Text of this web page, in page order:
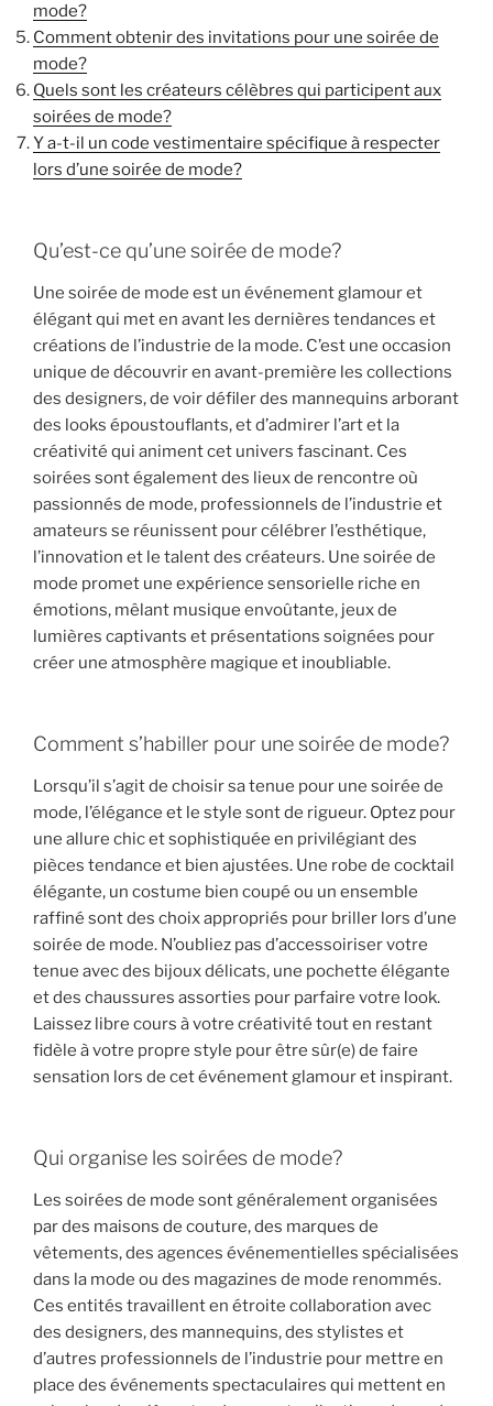
mode?
Comment obtenir des invitations pour une soirée de
mode?
Quels sont les créateurs célèbres qui participent aux
soirées de mode?
Y a-t-il un code vestimentaire spécifique à respecter
lors d’une soirée de mode?
Qu’est-ce qu’une soirée de mode?
Une soirée de mode est un événement glamour et
élégant qui met en avant les dernières tendances et
créations de l’industrie de la mode. C’est une occasion
unique de découvrir en avant-première les collections
des designers, de voir défiler des mannequins arborant
des looks époustouflants, et d’admirer l’art et la
créativité qui animent cet univers fascinant. Ces
soirées sont également des lieux de rencontre où
passionnés de mode, professionnels de l’industrie et
amateurs se réunissent pour célébrer l’esthétique,
l’innovation et le talent des créateurs. Une soirée de
mode promet une expérience sensorielle riche en
émotions, mêlant musique envoûtante, jeux de
lumières captivants et présentations soignées pour
créer une atmosphère magique et inoubliable.
Comment s’habiller pour une soirée de mode?
Lorsqu’il s’agit de choisir sa tenue pour une soirée de
mode, l’élégance et le style sont de rigueur. Optez pour
une allure chic et sophistiquée en privilégiant des
pièces tendance et bien ajustées. Une robe de cocktail
élégante, un costume bien coupé ou un ensemble
raffiné sont des choix appropriés pour briller lors d’une
soirée de mode. N’oubliez pas d’accessoiriser votre
tenue avec des bijoux délicats, une pochette élégante
et des chaussures assorties pour parfaire votre look.
Laissez libre cours à votre créativité tout en restant
fidèle à votre propre style pour être sûr(e) de faire
sensation lors de cet événement glamour et inspirant.
Qui organise les soirées de mode?
Les soirées de mode sont généralement organisées
par des maisons de couture, des marques de
vêtements, des agences événementielles spécialisées
dans la mode ou des magazines de mode renommés.
Ces entités travaillent en étroite collaboration avec
des designers, des mannequins, des stylistes et
d’autres professionnels de l’industrie pour mettre en
place des événements spectaculaires qui mettent en